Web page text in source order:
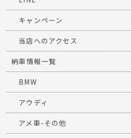
キャンペーン
当店へのアクセス
納車情報一覧
BMW
アウディ
アメ車-その他